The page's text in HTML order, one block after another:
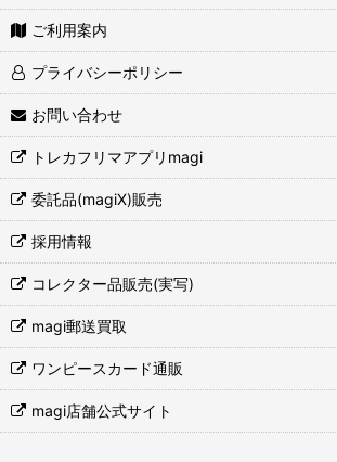
ご利用案内
プライバシーポリシー
お問い合わせ
トレカフリマアプリmagi
委託品(magiX)販売
採用情報
コレクター品販売(実写)
magi郵送買取
ワンピースカード通販
magi店舗公式サイト